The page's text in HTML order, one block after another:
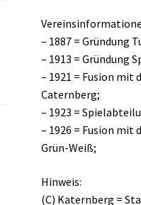
– 1887 = Gründung
– 1913 = Gründung
– 1921 = Fusion mit
Caternberg;
– 1923 =
– 1926 = Fusion mit
Grün-Weiß;
Hinweis:
(C) Katernberg =